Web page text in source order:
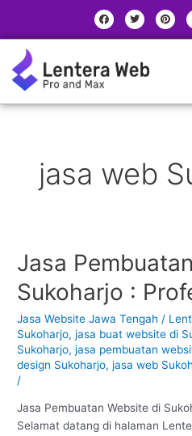
content
F
a
c
e
o
k
T
w
i
t
r
P
i
n
t
jasa web
Jasa
Sukoharjo :
Jasa Website Jawa Tengah /
Sukoharjo,jasa buat website di
Sukoharjo,jasa pembuatan
design Sukoharjo,jasa web
/
Jasa Pembuatan Website di
Selamat datang di halaman
Jasa
Pembuatan
Website
Sukoharjo
:
Profesional
#1
a